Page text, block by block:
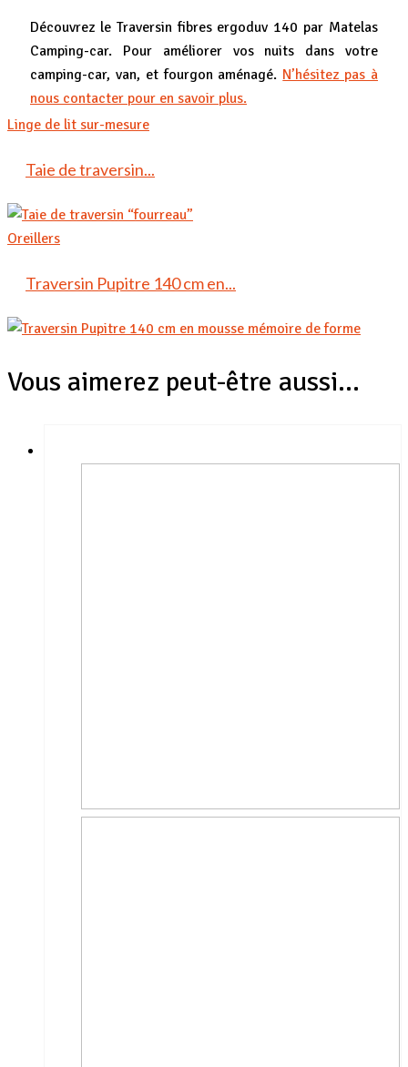
Découvrez le Traversin fibres ergoduv 140 par Matelas
Camping-car. Pour améliorer vos nuits dans votre
camping-car, van, et fourgon aménagé. N’hésitez pas à
nous contacter pour en savoir plus.
Linge de lit sur-mesure
Taie de traversin...
Oreillers
Traversin Pupitre 140 cm en...
Vous aimerez peut-être aussi…